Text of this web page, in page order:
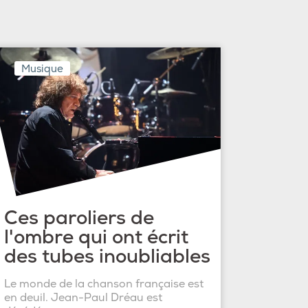
Musique
Ces paroliers de
l'ombre qui ont écrit
des tubes inoubliables
Le monde de la chanson française est
en deuil. Jean-Paul Dréau est